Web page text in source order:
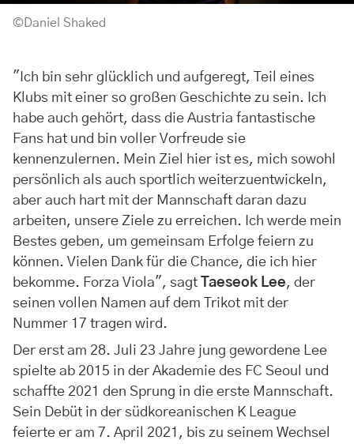
©Daniel Shaked
"Ich bin sehr glücklich und aufgeregt, Teil eines
Klubs mit einer so großen Geschichte zu sein. Ich
habe auch gehört, dass die Austria fantastische
Fans hat und bin voller Vorfreude sie
kennenzulernen. Mein Ziel hier ist es, mich sowohl
persönlich als auch sportlich weiterzuentwickeln,
aber auch hart mit der Mannschaft daran dazu
arbeiten, unsere Ziele zu erreichen. Ich werde mein
Bestes geben, um gemeinsam Erfolge feiern zu
können. Vielen Dank für die Chance, die ich hier
bekomme. Forza Viola", sagt
Taeseok Lee, der
seinen vollen Namen auf dem Trikot mit der
Nummer 17 tragen wird.
Der erst am 28. Juli 23 Jahre jung gewordene Lee
spielte ab 2015 in der Akademie des FC Seoul und
schaffte 2021 den Sprung in die erste Mannschaft.
Sein Debüt in der südkoreanischen K League
feierte er am 7. April 2021, bis zu seinem Wechsel